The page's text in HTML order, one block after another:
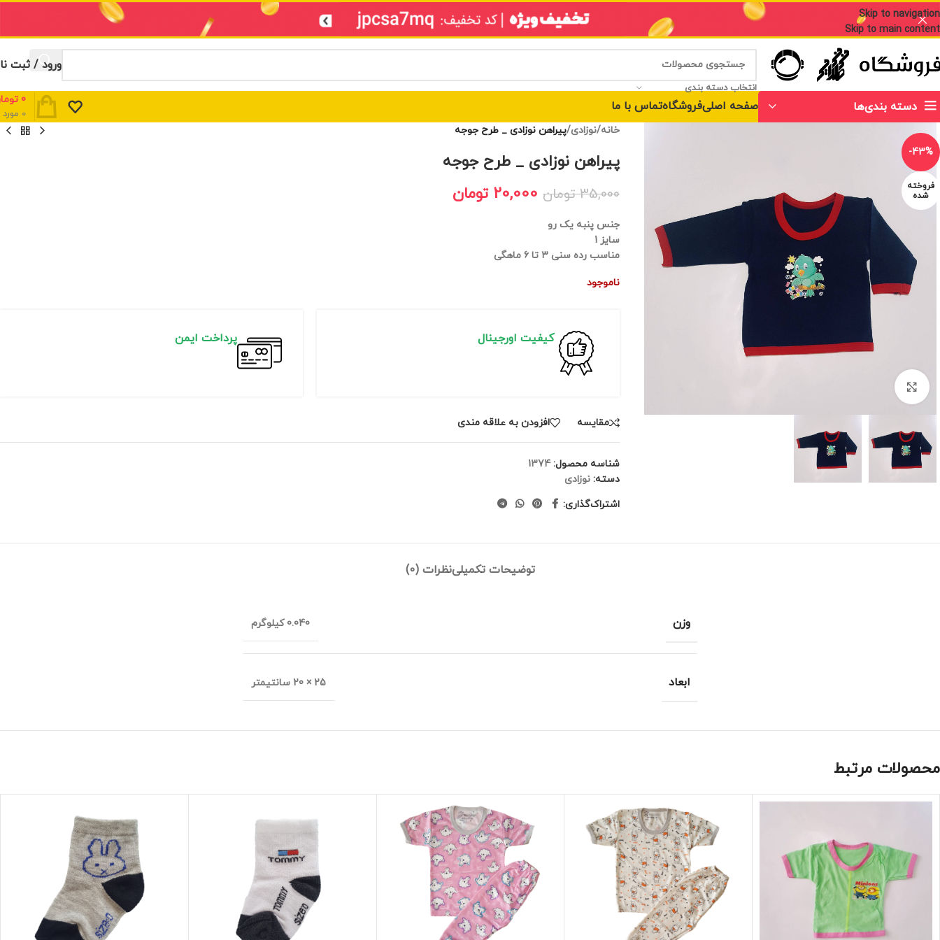
Skip to navigation
Skip to main content
انتخاب دسته بندی
ورود / ثبت
دسته بندی‌ها صفحه اصلیفروشگاهتماس با ما 0 مورد
0
-43%
فروخته
شده
خانه/نوزادی/پیراهن نوزادی _ طرح جوجه
پیراهن نوزادی _ طرح جوجه
35,000 تومان 20,000 تومان
جنس پنبه یک رو
سایز 1
مناسب رده سنی ۳ تا ۶ ماهگی
ناموجود
کیفیت اورجینال پرداخت ایمن
مقايسه افزودن به علاقه مندی
شناسه محصول:1374
دسته: نوزادی
اشتراک‌گذاری:
توضیحات تکمیلینظرات (0)
وزن 0.040 کیلوگرم
ابعاد 25 × 20 سانتیمتر
محصولات مرتبط